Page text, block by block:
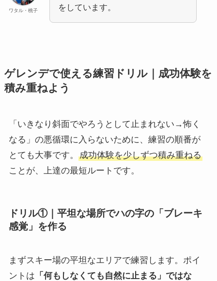
ワタル・桃子
をしています。
ゲレンデで使える練習ドリル｜成功体験を
積み重ねよう
「いきなり斜面でやろうとして止まれない→怖く
なる」の悪循環に入らないために、練習の順番が
とても大事です。 成功体験を少しずつ積み重ねる
ことが、上達の最短ルートです。
ドリル①｜平坦な場所でハの字の「ブレーキ
感覚」を作る
まずスキー場の平坦なエリアで練習します。ポイ
ントは 「何もしなくても自然に止まる」ではな